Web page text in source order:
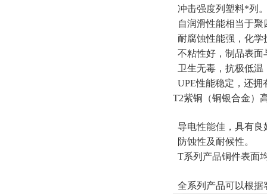
冲击强度列塑料*列
自润滑性能相当于聚
耐腐蚀性能强，化学
不粘性好，制品表面
卫生无毒，抗极低温
UPE性能稳定，还
T2紫铜（铜银合金）
导电性能佳，具有良
防蚀性及耐候性。
T系列产品铜件表面
全系列产品可以根据